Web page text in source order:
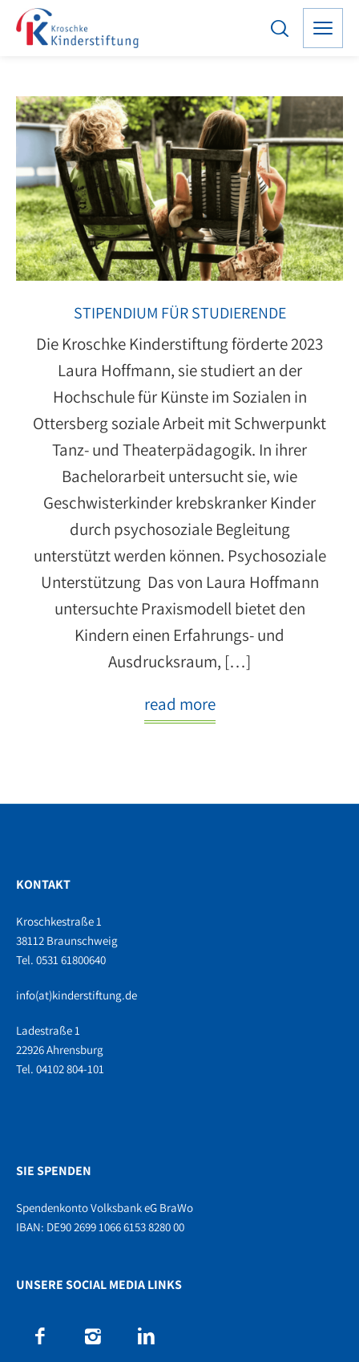
STIPENDIUM FÜR STUDIERENDE
Die Kroschke Kinderstiftung förderte 2023
Laura Hoffmann, sie studiert an der
Hochschule für Künste im Sozialen in
Ottersberg soziale Arbeit mit Schwerpunkt
Tanz- und Theaterpädagogik. In ihrer
Bachelorarbeit untersucht sie, wie
Geschwisterkinder krebskranker Kinder
durch psychosoziale Begleitung
unterstützt werden können. Psychosoziale
Unterstützung Das von Laura Hoffmann
untersuchte Praxismodell bietet den
Kindern einen Erfahrungs- und
Ausdrucksraum, […]
read more
KONTAKT
Kroschkestraße 1
38112 Braunschweig
Tel. 0531 61800640
info(at)kinderstiftung.de
Ladestraße 1
22926 Ahrensburg
Tel. 04102 804-101
SIE SPENDEN
Spendenkonto Volksbank eG BraWo
IBAN: DE90 2699 1066 6153 8280 00
UNSERE SOCIAL MEDIA LINKS